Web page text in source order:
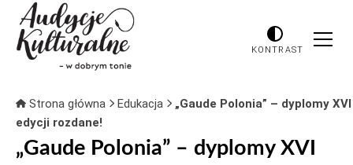
KONTRAST
Strona główna Edukacja
„Gaude Polonia” – dyplomy XVI
edycji rozdane!
„Gaude Polonia” – dyplomy XVI